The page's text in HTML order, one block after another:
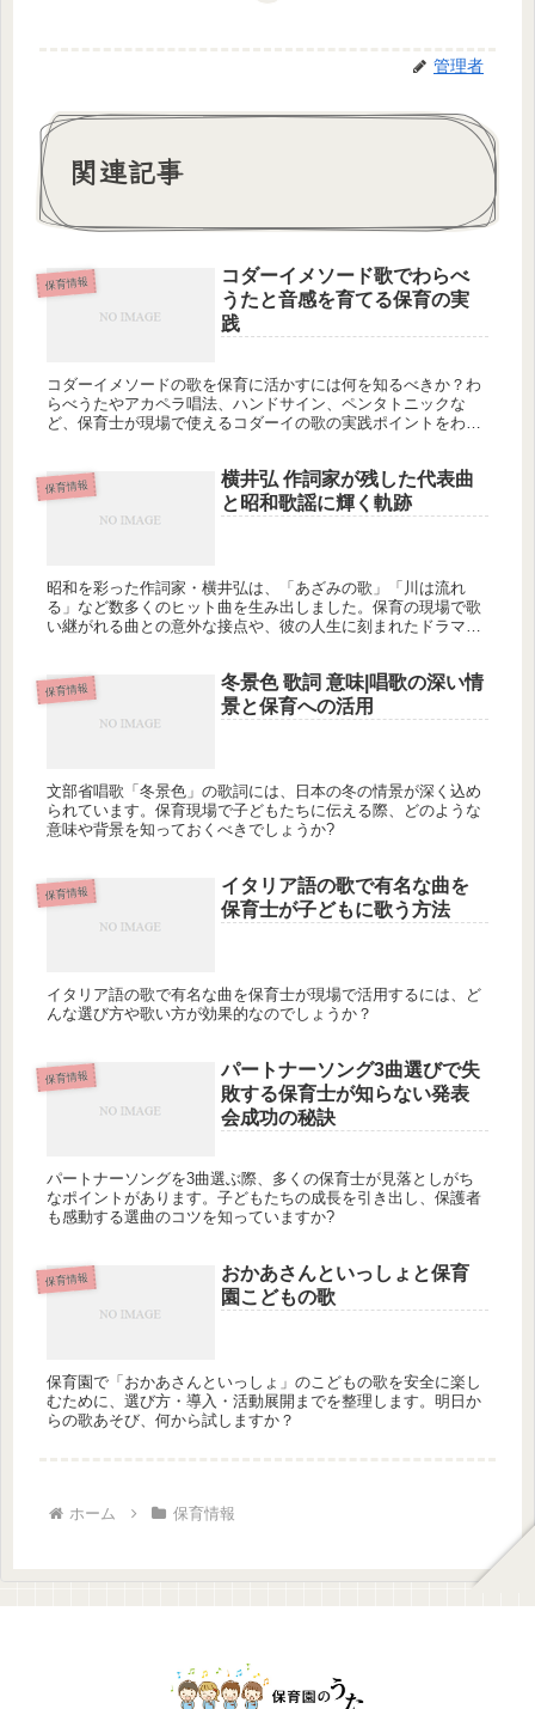
管理者
関連記事
保育情報
コダーイメソード歌でわらべ
うたと音感を育てる保育の実
践
コダーイメソードの歌を保育に活かすには何を知るべきか？わ
らべうたやアカペラ唱法、ハンドサイン、ペンタトニックな
ど、保育士が現場で使えるコダーイの歌の実践ポイントをわか
保育情報
横井弘 作詞家が残した代表曲
と昭和歌謡に輝く軌跡
昭和を彩った作詞家・横井弘は、「あざみの歌」「川は流れ
る」など数多くのヒット曲を生み出しました。保育の現場で歌
い継がれる曲との意外な接点や、彼の人生に刻まれたドラマと
保育情報
冬景色 歌詞 意味|唱歌の深い情
景と保育への活用
文部省唱歌「冬景色」の歌詞には、日本の冬の情景が深く込め
られています。保育現場で子どもたちに伝える際、どのような
意味や背景を知っておくべきでしょうか?
保育情報
イタリア語の歌で有名な曲を
保育士が子どもに歌う方法
イタリア語の歌で有名な曲を保育士が現場で活用するには、ど
んな選び方や歌い方が効果的なのでしょうか？
保育情報
パートナーソング3曲選びで失
敗する保育士が知らない発表
会成功の秘訣
パートナーソングを3曲選ぶ際、多くの保育士が見落としがち
なポイントがあります。子どもたちの成長を引き出し、保護者
も感動する選曲のコツを知っていますか?
保育情報
おかあさんといっしょと保育
園こどもの歌
保育園で「おかあさんといっしょ」のこどもの歌を安全に楽し
むために、選び方・導入・活動展開までを整理します。明日か
らの歌あそび、何から試しますか？
ホーム 保育情報